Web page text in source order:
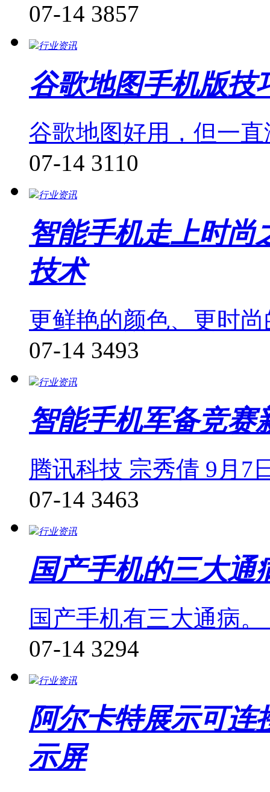
07-14 3857
行业资讯
谷歌地图手机版技
谷歌地图好用，但一
07-14 3110
行业资讯
智能手机走上时尚
技术
更鲜艳的颜色、更时
07-14 3493
行业资讯
智能手机军备竞赛
腾讯科技 宗秀倩 9月7
07-14 3463
行业资讯
国产手机的三大通
国产手机有三大通病
07-14 3294
行业资讯
阿尔卡特展示可连
示屏